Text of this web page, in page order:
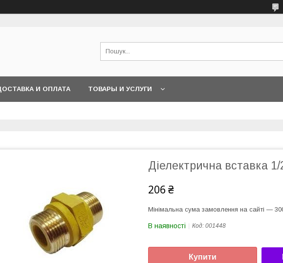
И ОПЛАТА ТОВАРЫ И УСЛУГИ
Діелектрична вставка
206 ₴
Мінімальна сума замовлення на сайті —
В наявності Код: 001448
Купити